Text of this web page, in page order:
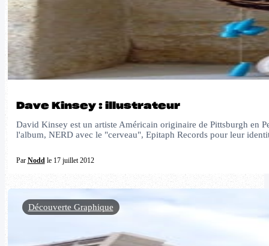
Dave Kinsey : illustrateur
David Kinsey est un artiste Américain originaire de Pittsburgh en
l'album, NERD avec le "cerveau", Epitaph Records pour leur
Par Noddle 17 juillet 2012
Découverte Graphique